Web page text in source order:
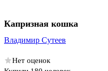
Капризная кошка
Владимир Сутеев
Нет оценок